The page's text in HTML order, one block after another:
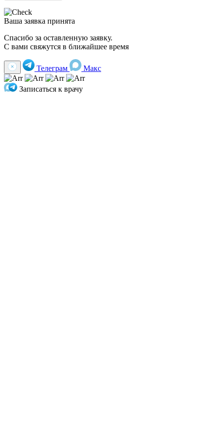
Ваша заявка принята
Спасибо за оставленную заявку.
С вами свяжутся в ближайшее время
Телеграм Макс
Записаться к врачу